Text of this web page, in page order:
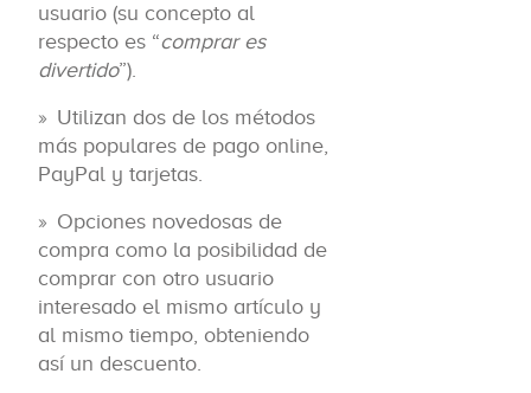
usuario (su concepto al
respecto es “comprar es
divertido”).
Utilizan dos de los métodos
más populares de pago online,
PayPal y tarjetas.
Opciones novedosas de
compra como la posibilidad de
comprar con otro usuario
interesado el mismo artículo y
al mismo tiempo, obteniendo
así un descuento.